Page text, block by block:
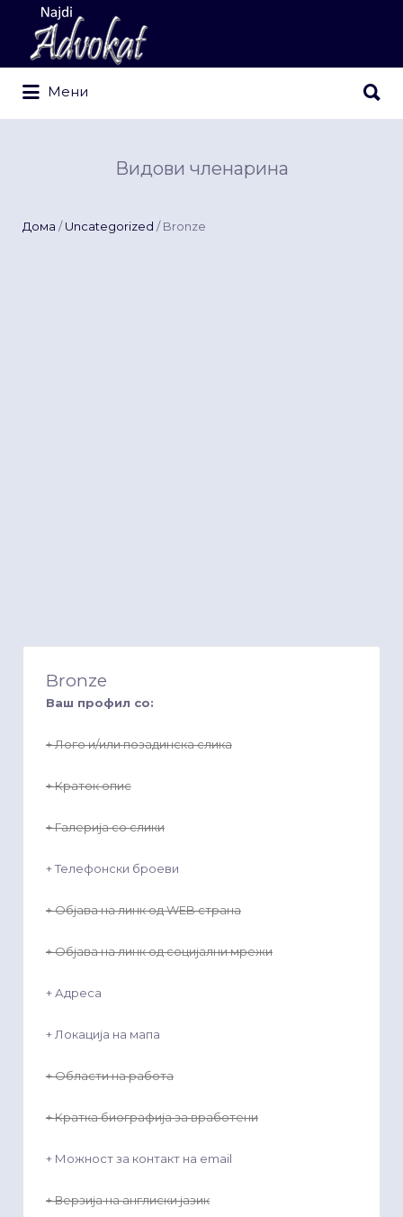
Search
for:
Мени
for:
Видови членарина
Дома /Uncategorized / Bronze
Bronze
Ваш профил со:
+ Лого и/или позадинска слика
+ Краток опис
+ Галерија со слики
+ Телефонски броеви
+ Објава на линк од WEB страна
+ Објава на линк од социјални мрежи
+ Адреса
+ Локација на мапа
+ Области на работа
+ Кратка биографија за вработени
+ Можност за контакт на email
+ Верзија на англиски јазик